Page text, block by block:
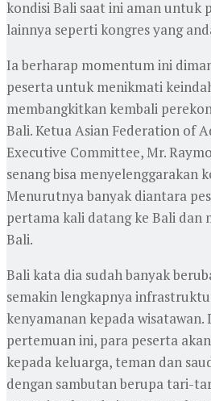
kondisi Bali saat ini aman untuk
lainnya seperti kongres yang
Ia berharap momentum ini
peserta untuk menikmati
membangkitkan kembali
Bali. Ketua Asian Federation of
Executive Committee, Mr.
senang bisa menyelenggarakan
Menurutnya banyak diantara
pertama kali datang ke Bali dan
Bali.
Bali kata dia sudah banyak
semakin lengkapnya
kenyamanan kepada
pertemuan ini, para peserta
kepada keluarga, teman dan
dengan sambutan berupa tari-